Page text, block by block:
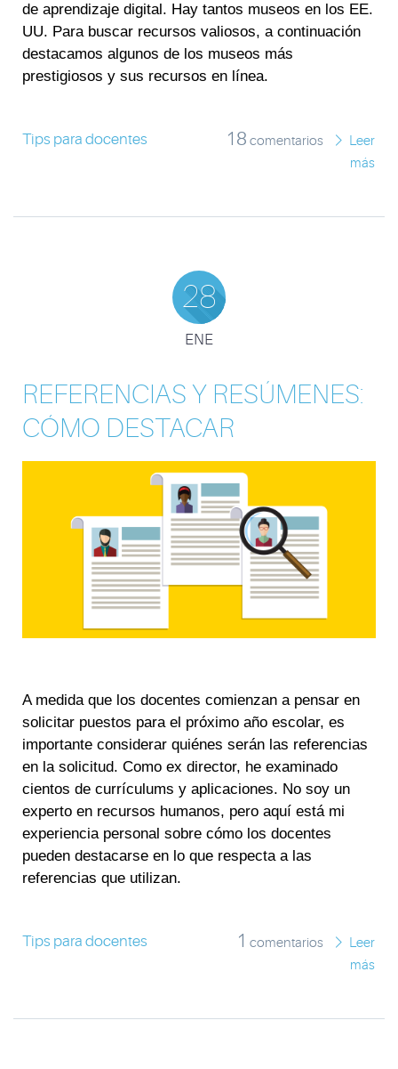
de aprendizaje digital. Hay tantos museos en los EE.
UU. Para buscar recursos valiosos, a continuación
destacamos algunos de los museos más
prestigiosos y sus recursos en línea.
Tips para docentes 18 comentarios
Leer
más
28
ENE
REFERENCIAS Y RESÚMENES:
CÓMO DESTACAR
A medida que los docentes comienzan a pensar en
solicitar puestos para el próximo año escolar, es
importante considerar quiénes serán las referencias
en la solicitud. Como ex director, he examinado
cientos de currículums y aplicaciones. No soy un
experto en recursos humanos, pero aquí está mi
experiencia personal sobre cómo los docentes
pueden destacarse en lo que respecta a las
referencias que utilizan.
Tips para docentes 1 comentarios
Leer
más